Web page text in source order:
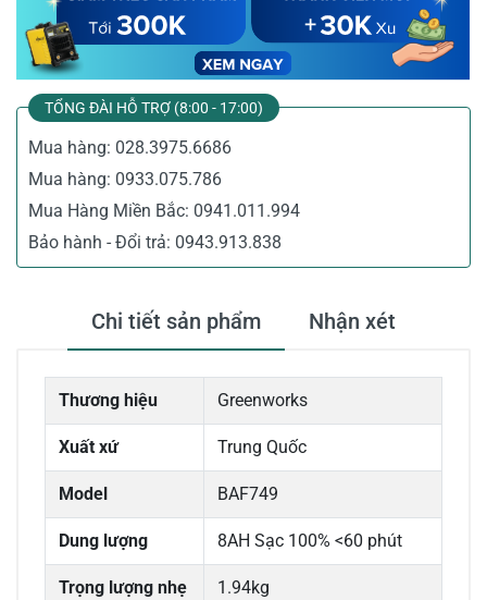
TỔNG ĐÀI HỖ TRỢ (8:00 - 17:00)
Mua hàng: 028.3975.6686
Mua hàng: 0933.075.786
Mua Hàng Miền Bắc: 0941.011.994
Bảo hành - Đổi trả: 0943.913.838
Chi tiết sản phẩm Nhận xét
Thương hiệu Greenworks
Xuất xứ Trung Quốc
Model BAF749
Dung lượng 8AH Sạc 100% <60 phút
Trọng lượng nhẹ 1.94kg